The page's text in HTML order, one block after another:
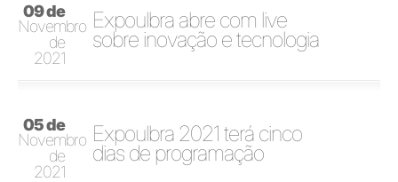
09 de
Novembro
de
2021
Expoulbra abre com live
sobre inovação e tecnologia
05 de
Novembro
de
2021
Expoulbra 2021 terá cinco
dias de programação